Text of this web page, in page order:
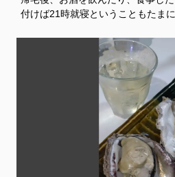
付けば21時就寝ということもたまに